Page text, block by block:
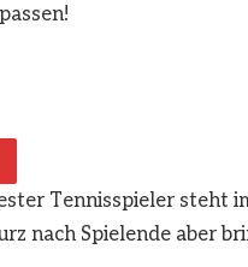
Tennisspieler steht
nach Spielende aber